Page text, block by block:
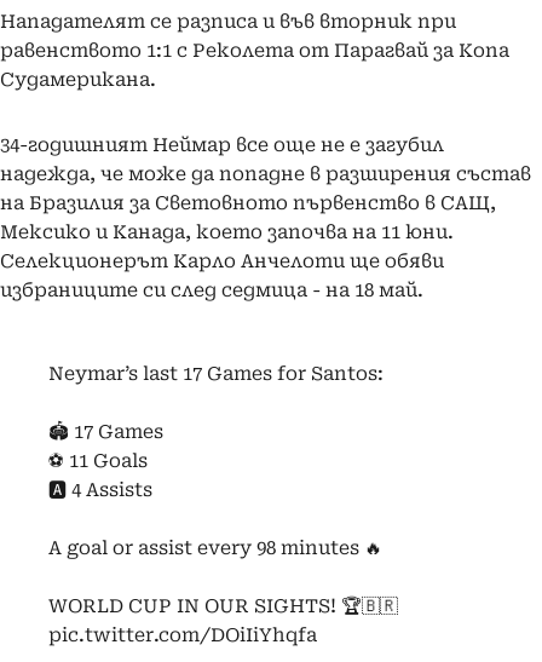
Нападателят се разписа и във вторник при
равенството 1:1 с Реколета от Парагвай за Копа
Судамерикана.
34-годишният Неймар все още не е загубил
надежда, че може да попадне в разширения състав
на Бразилия за Световното първенство в САЩ,
Мексико и Канада, което започва на 11 юни.
Селекционерът Карло Анчелоти ще обяви
избраниците си след седмица - на 18 май.
Neymar’s last 17 Games for Santos:
🏟️ 17 Games
⚽️ 11 Goals
🅰️ 4 Assists
A goal or assist every 98 minutes 🔥
WORLD CUP IN OUR SIGHTS! 🏆🇧🇷
pic.twitter.com/DOiIiYhqfa